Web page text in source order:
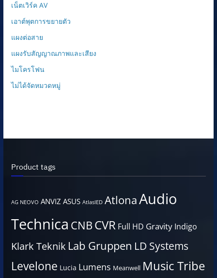
เน็ตเวิร์ค AV
เอาต์พุตการขยายตัว
แผงต่อสาย
แผงรับสัญญาณภาพและเสียง
ไมโครโฟน
ไม่ได้จัดหมวดหมู่
Product tags
AG NEOVO ANVIZ ASUS AtlasIED AtlonaAudio
Technica CNBCVR Full HD Gravity Indigo
Klark Teknik Lab Gruppen LD Systems
Levelone Lucia Lumens Meanwell Music Tribe